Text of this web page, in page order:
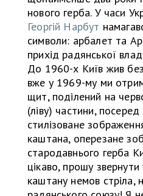
нового герба. У часи
Георгій Нарбут
символи: арбалет та
прихід радянської
До 1960-х Київ жив
вже у 1969-му ми
щит, поділений на
(ліву) частини,
стилізоване
каштана, оперезане
стародавнього герба
цікаво, прошу звернути
каштану немов стріла,